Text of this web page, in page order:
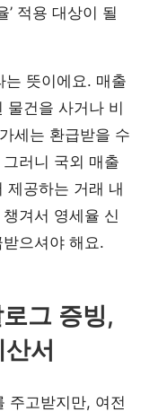
’ 적용 대상이 될
는 뜻이에요. 매출
물건을 사거나 비
세는 환급받을 수
러니 국외 매출
제공하는 거래 내
겨서 영세율 신
으셔야 해요.
그 증빙,
서
주고받지만, 여전